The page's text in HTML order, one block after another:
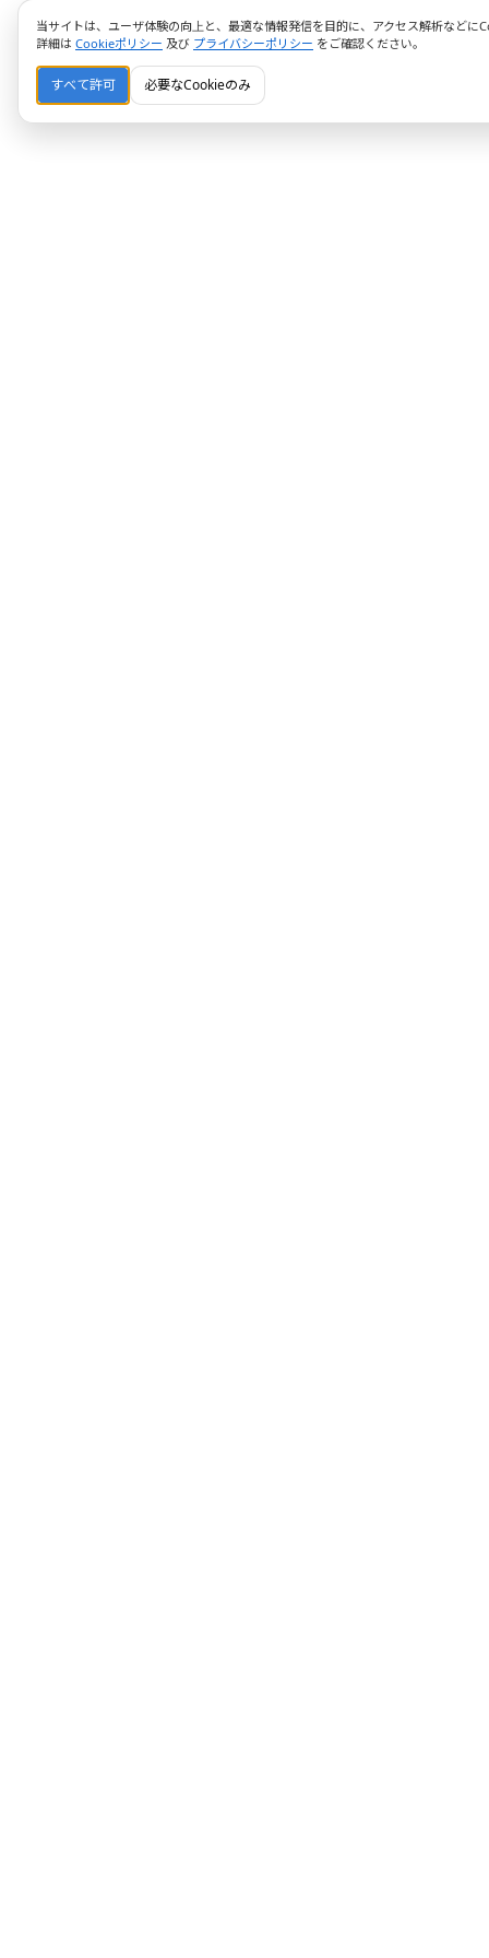
当サイトは、ユーザ体験の向上と、最適な情報発信を目的に、アクセス解析などに
詳細は Cookieポリシー 及び プライバシーポリシー をご確認ください。
すべて許可 必要なCookieのみ